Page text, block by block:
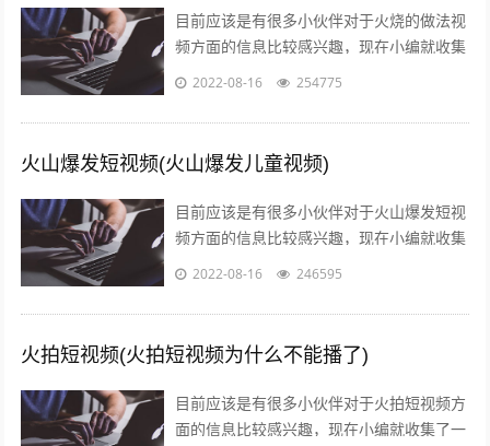
目前应该是有很多小伙伴对于火烧的做法视
频方面的信息比较感兴趣，现在小编就收集
了一些与火烧的做法和配方视频教程相关的
2022-08-16 254775
火山爆发短视频(火山爆发儿童视频)
目前应该是有很多小伙伴对于火山爆发短视
频方面的信息比较感兴趣，现在小编就收集
了一些与火山爆发儿童视频相关的信息来分
2022-08-16 246595
火拍短视频(火拍短视频为什么不能播了)
目前应该是有很多小伙伴对于火拍短视频方
面的信息比较感兴趣，现在小编就收集了一